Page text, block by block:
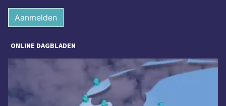
Aanmelden
ONLINE DAGBLADEN